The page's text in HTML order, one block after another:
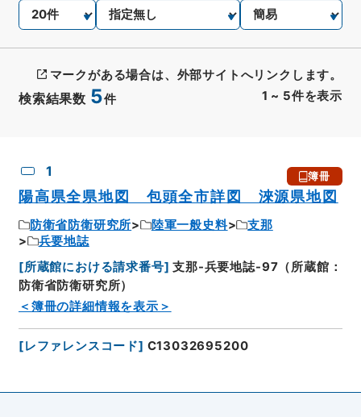
検索結果数 5件 1 ~ 5件を表示
マークがある場合は、外部サイトへリンクします。
1 簿冊
陽高県全県地図 包頭全市詳図 淶源県地図
防衛省防衛研究所 陸軍一般史料
支那
兵要地誌
[所蔵館における請求番号] 支那-兵要地誌-97（所蔵館：
防衛省防衛研究所）
＜簿冊の詳細情報を表示＞
[レファレンスコード] C13032695200